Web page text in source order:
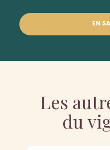
EN
Les
du